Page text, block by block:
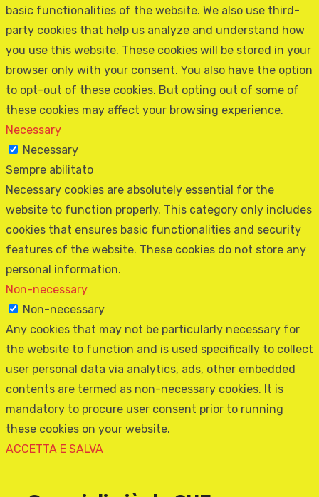
basic functionalities of the website. We also use third-
party cookies that help us analyze and understand how
you use this website. These cookies will be stored in your
browser only with your consent. You also have the option
to opt-out of these cookies. But opting out of some of
these cookies may affect your browsing experience.
Necessary
Necessary
Sempre abilitato
Necessary cookies are absolutely essential for the
website to function properly. This category only includes
cookies that ensures basic functionalities and security
features of the website. These cookies do not store any
personal information.
Non-necessary
Non-necessary
Any cookies that may not be particularly necessary for
the website to function and is used specifically to collect
user personal data via analytics, ads, other embedded
contents are termed as non-necessary cookies. It is
mandatory to procure user consent prior to running
these cookies on your website.
ACCETTA E SALVA